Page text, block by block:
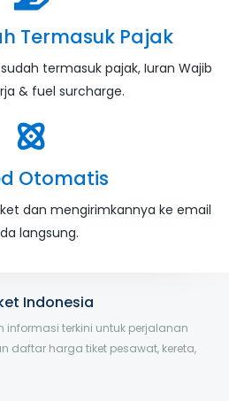
Termasuk Pajak
termasuk pajak, Iuran Wajib
& fuel surcharge.
Otomatis
dan mengirimkannya ke email
langsung.
Indonesia
informasi terkini untuk perjalanan
daftar harga tiket pesawat, kereta,